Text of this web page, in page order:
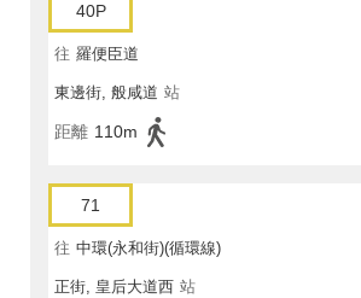
40P
往 羅便臣道
東邊街, 般咸道 站
距離 110m
71
往 中環(永和街)(循環線)
正街, 皇后大道西 站